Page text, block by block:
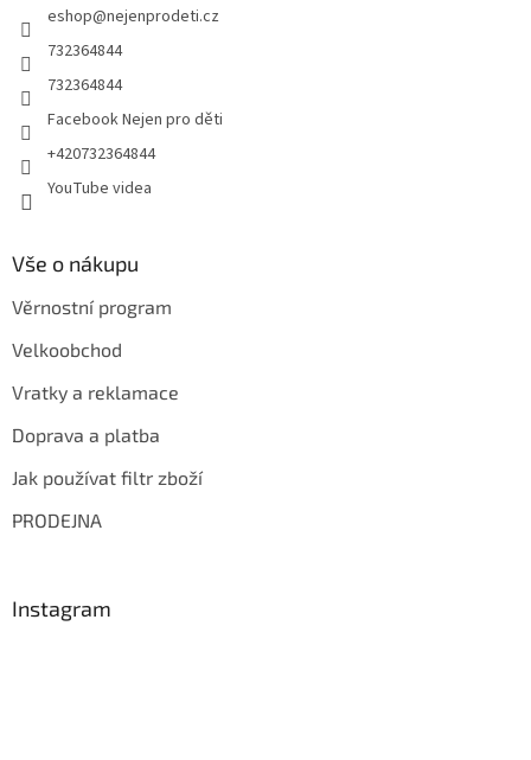
eshop@nejenprodeti.cz
732364844
732364844
Facebook Nejen pro děti
+420732364844
YouTube videa
Vše o nákupu
Věrnostní program
Velkoobchod
Vratky a reklamace
Doprava a platba
Jak používat filtr zboží
PRODEJNA
Instagram